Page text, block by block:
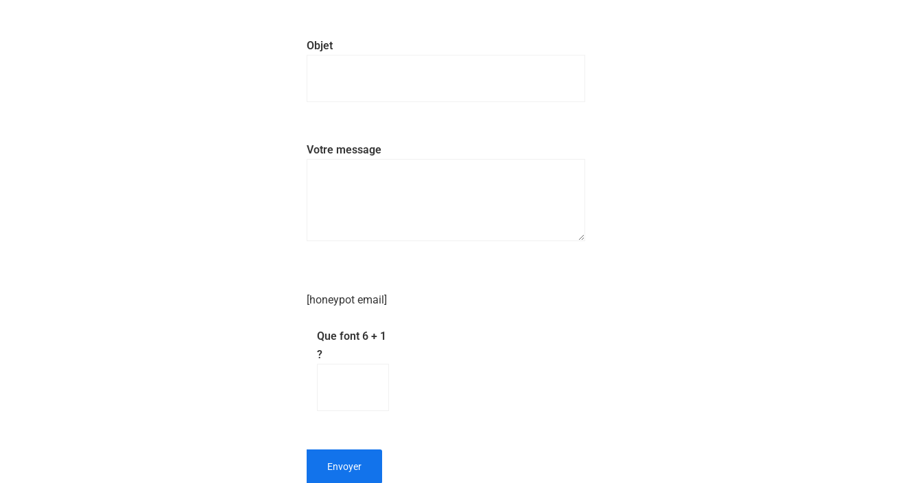
Objet
Votre message
[honeypot email]
Que font 6 + 1
?